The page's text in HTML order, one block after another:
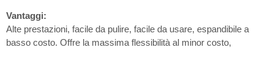
Vantaggi:
Alte prestazioni, facile da pulire, facile da usare, espandibile a
basso costo. Offre la massima flessibilità al minor costo,